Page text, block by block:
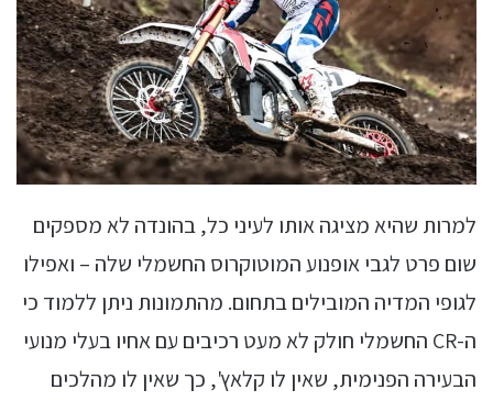
למרות שהיא מציגה אותו לעיני כל, בהונדה לא מספקים
שום פרט לגבי אופנוע המוטוקרוס החשמלי שלה – ואפילו
לגופי המדיה המובילים בתחום. מהתמונות ניתן ללמוד כי
ה-CR החשמלי חולק לא מעט רכיבים עם אחיו בעלי מנועי
הבעירה הפנימית, שאין לו קלאץ', כך שאין לו מהלכים